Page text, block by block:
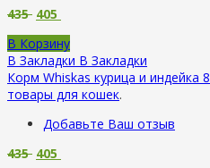
435 405
В Корзину
В Закладки В Закладки
Корм Whiskas курица и индейка
товары для кошек.
Добавьте Ваш отзыв
435 405